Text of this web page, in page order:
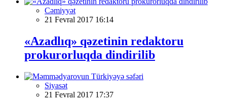
Cəmiyyət
21 Fevral 2017 16:14
«Azadlıq» qəzetinin redaktoru
prokurorluqda dindirilib
Siyasət
21 Fevral 2017 17:37